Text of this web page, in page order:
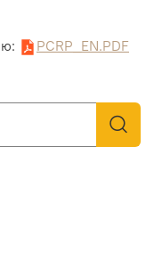
PCRP_EN.PDF